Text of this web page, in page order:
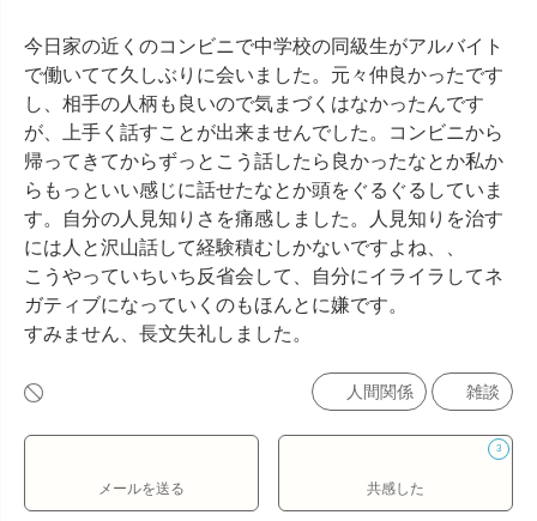
今日家の近くのコンビニで中学校の同級生がアルバイト
で働いてて久しぶりに会いました。元々仲良かったです
し、相手の人柄も良いので気まづくはなかったんです
が、上手く話すことが出来ませんでした。コンビニから
帰ってきてからずっとこう話したら良かったなとか私か
らもっといい感じに話せたなとか頭をぐるぐるしていま
す。自分の人見知りさを痛感しました。人見知りを治す
には人と沢山話して経験積むしかないですよね、、
こうやっていちいち反省会して、自分にイライラしてネ
ガティブになっていくのもほんとに嫌です。
すみません、長文失礼しました。
人間関係 雑談
メールを送る
3
共感した